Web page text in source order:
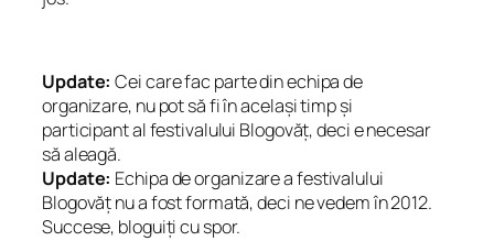
Update: Cei care fac parte din echipa de
organizare, nu pot să fi în același timp și
participant al festivalului Blogovăț, deci e necesar
să aleagă.
Update: Echipa de organizare a festivalului
Blogovăț nu a fost formată, deci ne vedem în 2012.
Succese, bloguiți cu spor.